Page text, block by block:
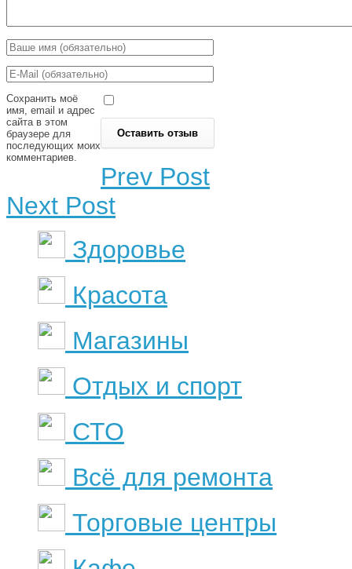
Сохранить моё
имя, email и адрес
сайта в этом
браузере для
последующих моих
комментариев.
Prev Post
Next Post
Здоровье
Красота
Магазины
Отдых и спорт
СТО
Всё для ремонта
Торговые центры